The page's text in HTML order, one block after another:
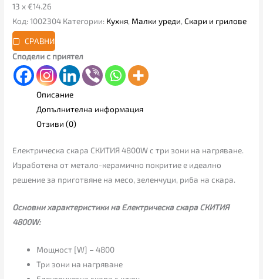
13 x €14.26
Код:1002304 Категории: Кухня, Малки уреди,Скари и грилове
СРАВНИ
Сподели с приятел
Описание
Допълнителна информация
Отзиви (0)
Електрическа скара СКИТИЯ 4800W с три зони на нагряване.
Изработена от метало-керамично покритие е идеално
решение за приготвяне на месо, зеленчуци, риба на скара.
Основни характеристики на Електрическа скара СКИТИЯ
4800W:
Мощност [W] – 4800
Три зони на нагряване